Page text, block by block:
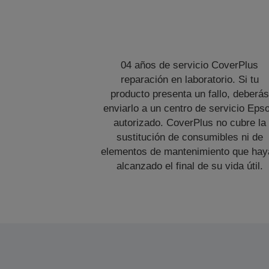
04 años de servicio CoverPlus
reparación en laboratorio. Si tu
producto presenta un fallo, deberás
enviarlo a un centro de servicio
autorizado. CoverPlus no cubre la
sustitución de consumibles ni de
elementos de mantenimiento que
alcanzado el final de su vida útil.